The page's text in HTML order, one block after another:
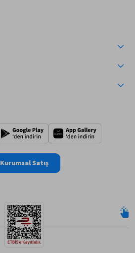
Kurumsal Satış